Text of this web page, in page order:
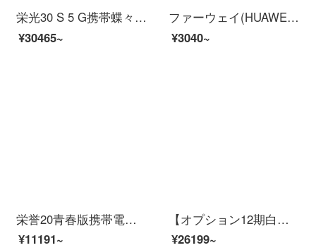
栄光30 S 5 G携帯蝶々羽白8 G+128 G全網通
¥30465~
ファーウェイ(HUAWEI)AIスピーカー2インテリジェントスピーカー音声アシスタントHuwei Sound音質ファーウェイがサウンドトラックAIのスピーカー2に触ったら、宇宙黑【バッテリーパネル】
¥3040~
栄誉20青春版携帯電話ファーウェイ麒麟710 FチップAMOLEDスクリーン指紋4800万超清三摂藍水翡翠全ネット通（6+128 GB）
¥11191~
【オプション12期白条免期間】栄光30携帯50倍望麒麟985 G 4000万超広角AI四摂緑野の魔法使い12期白条無利子全ネット通5 G版（8 G 128 G）
¥26199~